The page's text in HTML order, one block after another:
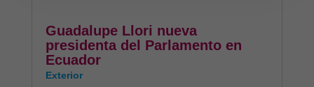
Guadalupe Llori nueva
presidenta del Parlamento en
Ecuador
Exterior